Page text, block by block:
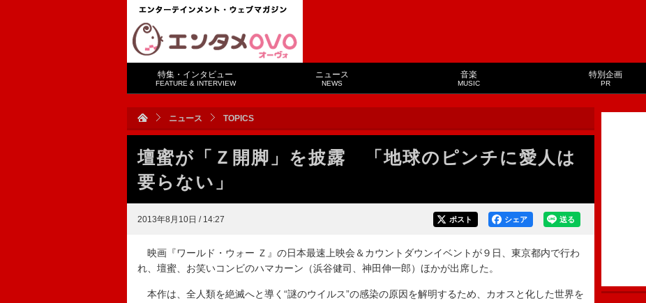
特集・インタビュー
FEATURE & INTERVIEW
ニュース
NEWS
音楽
MUSIC
特別企画
PR
ニュース TOPICS
壇蜜が「Ｚ開脚」を披露 「地球のピンチに愛人は
要らない」
2013年8月10日 / 14:27 送る
シェア
ポスト
映画『ワールド・ウォー Ｚ』の日本最速上映会＆カウントダウンイベントが９日、東京都内で行わ
れ、壇蜜、お笑いコンビのハマカーン（浜谷健司、神田伸一郎）ほかが出席した。
本作は、全人類を絶滅へと導く“謎のウイルス”の感染の原因を解明するため、カオスと化した世界を